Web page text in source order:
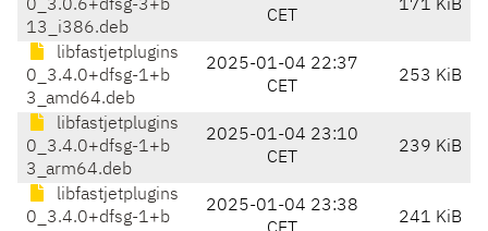
0_3.0.6+dfsg-3+b
13_i386.deb
CET
171 KiB
libfastjetplugins
0_3.4.0+dfsg-1+b
3_amd64.deb
2025-01-04 22:37
CET
253 KiB
libfastjetplugins
0_3.4.0+dfsg-1+b
3_arm64.deb
2025-01-04 23:10
CET
239 KiB
libfastjetplugins
0_3.4.0+dfsg-1+b
2025-01-04 23:38
241 KiB